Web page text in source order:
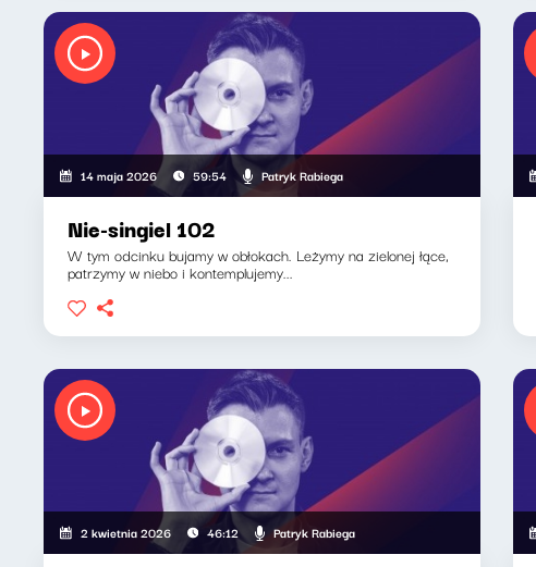
14 maja 2026 59:54 Patryk Rabiega
Nie-singiel 102
W tym odcinku bujamy w obłokach. Leżymy na zielonej łące,
patrzymy w niebo i kontemplujemy...
2 kwietnia 2026 46:12 Patryk Rabiega